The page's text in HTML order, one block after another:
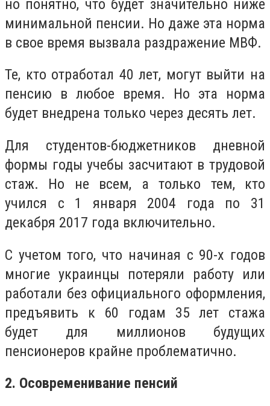
но понятно, что будет значительно ниже
минимальной пенсии. Но даже эта норма
в свое время вызвала раздражение МВФ.
Те, кто отработал 40 лет, могут выйти на
пенсию в любое время. Но эта норма
будет внедрена только через десять лет.
Для студентов-бюджетников дневной
формы годы учебы засчитают в трудовой
стаж. Но не всем, а только тем, кто
учился с 1 января 2004 года по 31
декабря 2017 года включительно.
С учетом того, что начиная с 90-х годов
многие украинцы потеряли работу или
работали без официального оформления,
предъявить к 60 годам 35 лет стажа
будет для миллионов будущих
пенсионеров крайне проблематично.
2. Осовременивание пенсий